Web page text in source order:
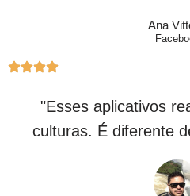
Ana
"Esses aplicativos
culturas. É diferente